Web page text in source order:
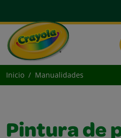
Inicio Manualidades
Pintura de